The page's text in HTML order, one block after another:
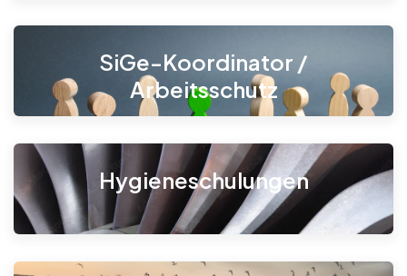
SiGe-Koordinator /
Arbeitsschutz
Hygieneschulungen